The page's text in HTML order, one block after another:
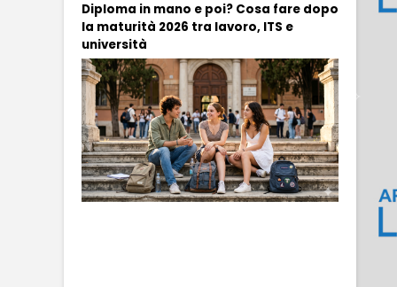
Diploma in mano e poi? Cosa fare dopo
la maturità 2026 tra lavoro, ITS e
università